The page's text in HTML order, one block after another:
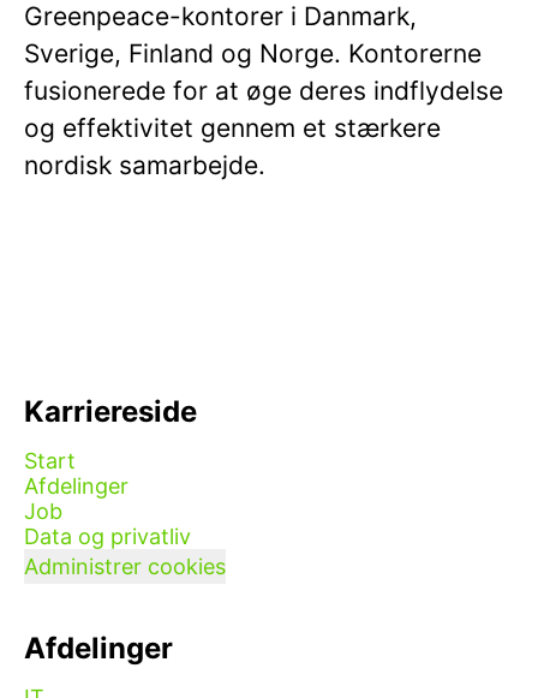
Greenpeace-kontorer i Danmark,
Sverige, Finland og Norge. Kontorerne
fusionerede for at øge deres indflydelse
og effektivitet gennem et stærkere
nordisk samarbejde.
Karriereside
Start
Afdelinger
Job
Data og privatliv
Administrer cookies
Afdelinger